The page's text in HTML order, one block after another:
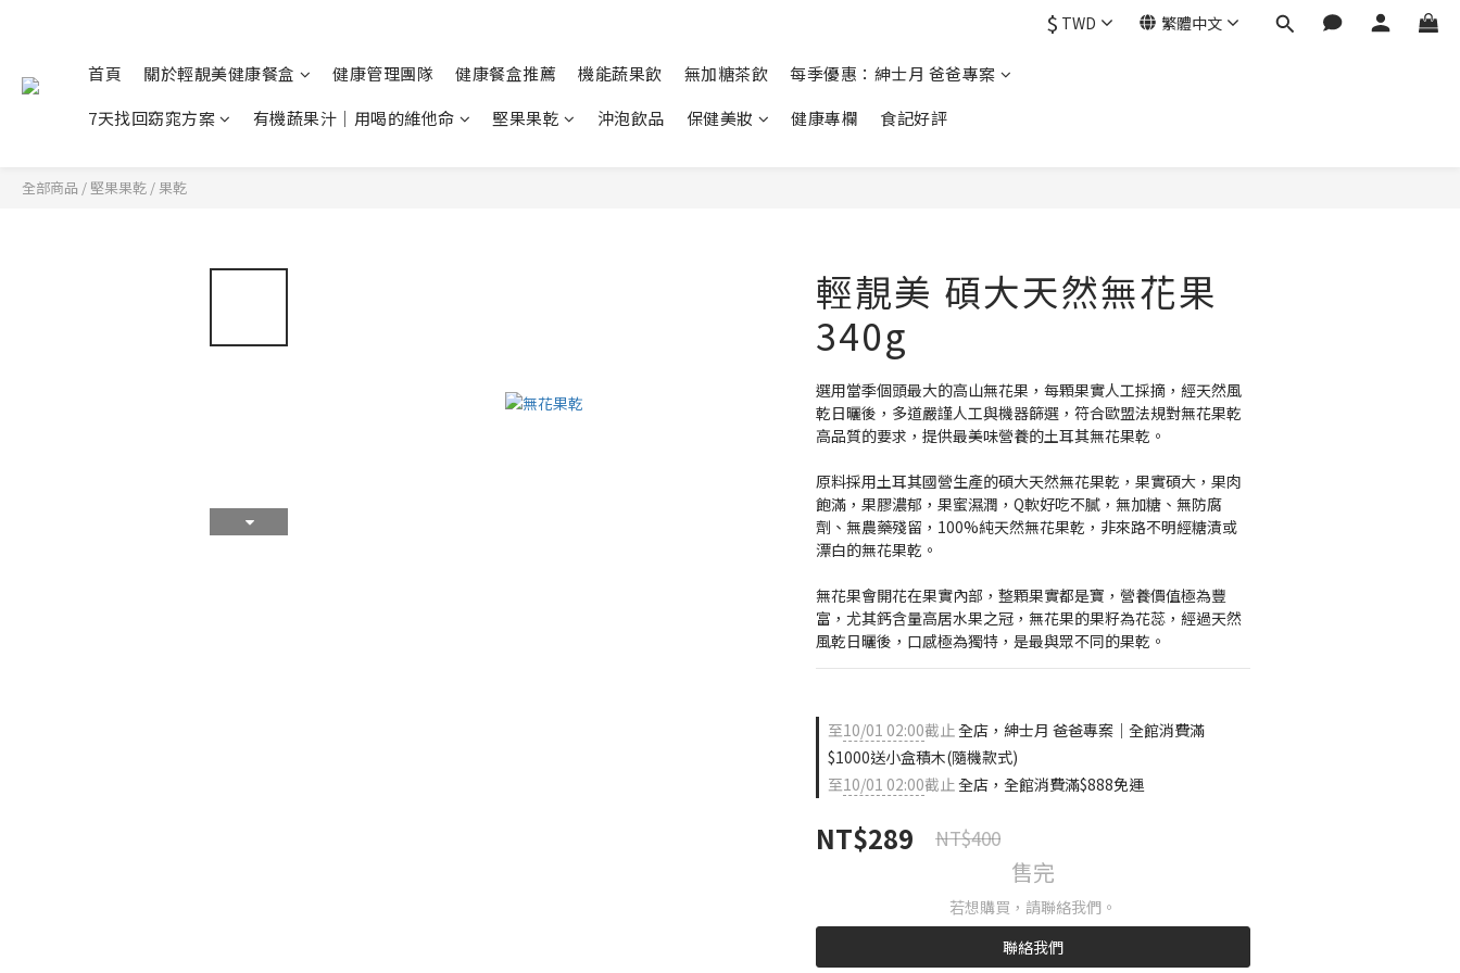
$ TWD 繁體中文
首頁 關於輕靚美健康餐盒 健康管理團隊 健康餐盒推薦 機能蔬果飲 無加糖茶飲
每季優惠：紳士月 爸爸專案
7天找回窈窕方案
有機蔬果汁｜用喝的維他命 堅果果乾 沖泡飲品 保健美妝 健康專欄 食記好評
全部商品 / 堅果果乾 / 果乾
輕靚美 碩大天然無花果
340g
選用當季個頭最大的高山無花果，每顆果實人工採摘，經天然風
乾日曬後，多道嚴謹人工與機器篩選，符合歐盟法規對無花果乾
高品質的要求，提供最美味營養的土耳其無花果乾。
原料採用土耳其國營生產的碩大天然無花果乾，果實碩大，果肉
飽滿，果膠濃郁，果蜜濕潤，Q軟好吃不膩，無加糖、無防腐
劑、無農藥殘留，100%純天然無花果乾，非來路不明經糖漬或
漂白的無花果乾。
無花果會開花在果實內部，整顆果實都是寶，營養價值極為豐
富，尤其鈣含量高居水果之冠，無花果的果籽為花蕊，經過天然
風乾日曬後，口感極為獨特，是最與眾不同的果乾。
至10/01 02:00截止全店，紳士月 爸爸專案｜全館消費滿
$1000送小盒積木(隨機款式)
至10/01 02:00截止全店，全館消費滿$888免運
NT$289 NT$400
售完
若想購買，請聯絡我們。
聯絡我們